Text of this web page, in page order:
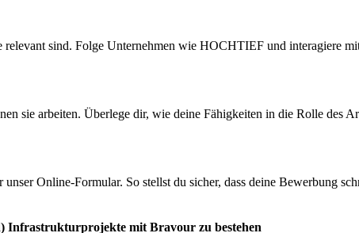
sind. Folge Unternehmen wie HOCHTIEF und interagiere
sie arbeiten. Überlege dir, wie deine Fähigkeiten in die Rolle des
Online-Formular. So stellst du sicher, dass deine Bewerbung
Infrastrukturprojekte mit Bravour zu bestehen